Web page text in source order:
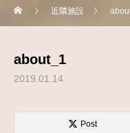
近隣施設
about_1
2019.01.14
Post